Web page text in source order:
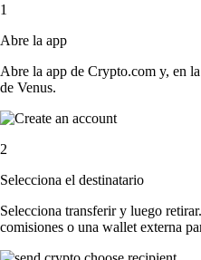
1
Abre la app
Abre la app de Crypto.com y, en
de Venus.
2
Selecciona el destinatario
Selecciona transferir y luego
comisiones o una wallet externa